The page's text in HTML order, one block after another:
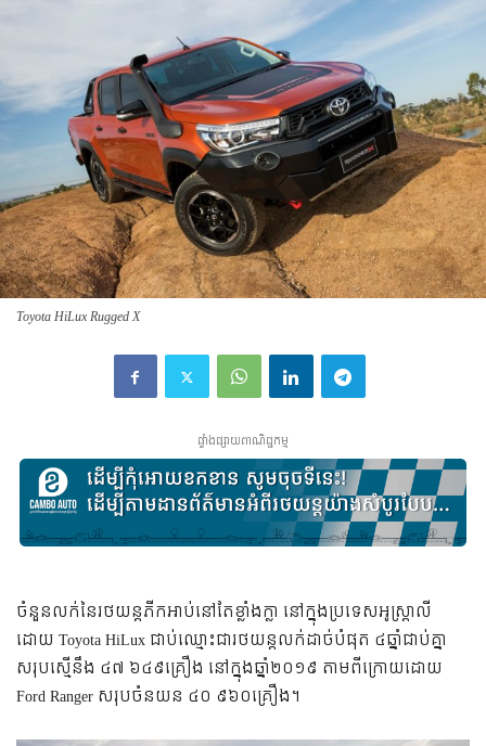
Toyota HiLux Rugged X
ផ្ទាំងផ្សាយពាណិជ្ជកម្ម
ចំនួនលក់នៃរថយន្តភីកអាប់នៅតែខ្លាំងក្លា នៅក្នុងប្រទេសអូស្ត្រាលី
ដោយ Toyota HiLux ជាប់ឈ្មោះជារថយន្តលក់ដាច់បំផុត ៤ឆ្នាំជាប់គ្នា
សរុបស្មើនឹង ៤៧ ៦៤៩គ្រឿង នៅក្នុងឆ្នាំ២០១៩ តាមពីក្រោយដោយ
Ford Ranger សរុបចំនយន ៤០ ៩៦០គ្រឿង។